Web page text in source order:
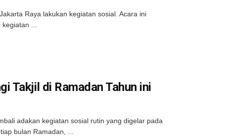
Raya lakukan kegiatan sosial. Acara ini
...
Takjil di Ramadan Tahun ini
adakan kegiatan sosial rutin yang digelar pada
bulan Ramadan, ...